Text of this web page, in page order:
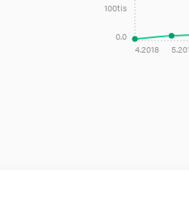
4.2018
0.0
100tis